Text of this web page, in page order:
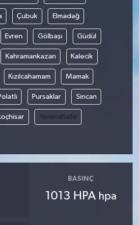
Çubuk Elmadağ
Evren Gölbaşı Güdül
Kahramankazan Kalecik
Kızılcahamam Mamak
Pursaklar Sincan
Yenimahalle
BASINÇ
1013 HPA hpa